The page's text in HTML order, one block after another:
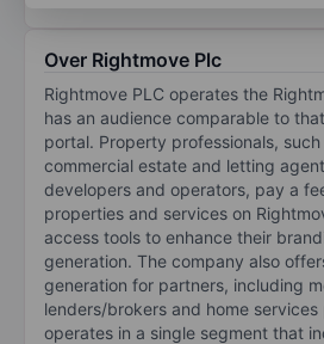
Over Rightmove Plc
Rightmove PLC operates the
has an audience comparable to
portal. Property professionals,
commercial estate and letting
developers and operators, pay a
properties and services on
access tools to enhance their
generation. The company also
generation for partners, including
lenders/brokers and home
operates in a single segment that